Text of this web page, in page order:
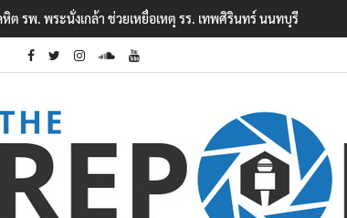
อบสวนแรงจูงใจ เหตุยิงในโรงเรียนเทพศิรินทร์ นนทบุรี พบเด็กก่อ
รียน